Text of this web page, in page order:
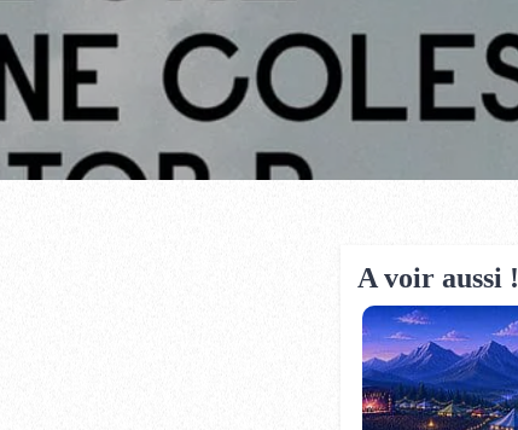
A voir aussi !